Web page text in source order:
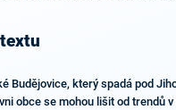
Budějovice, který spadá pod
obce se mohou lišit od